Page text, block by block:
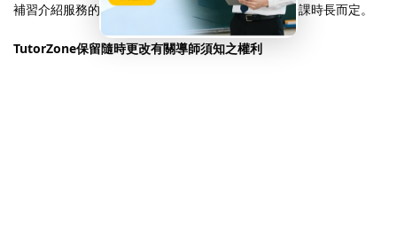
補習介紹服務的收費根據導師的資歷、教學科目及授課時長而定。
TutorZone保留隨時更改有關導師須知之權利